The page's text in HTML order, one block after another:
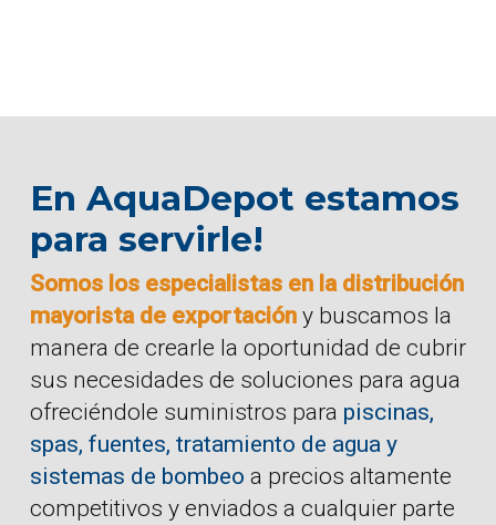
En AquaDepot estamos
para servirle!
Somos los especialistas en la distribución
mayorista de exportacióny buscamos la
manera de crearle la oportunidad de cubrir
sus necesidades de soluciones para agua
ofreciéndole suministros para piscinas,
spas, fuentes, tratamiento de agua y
sistemas de bombeo a precios altamente
competitivos y enviados a cualquier parte